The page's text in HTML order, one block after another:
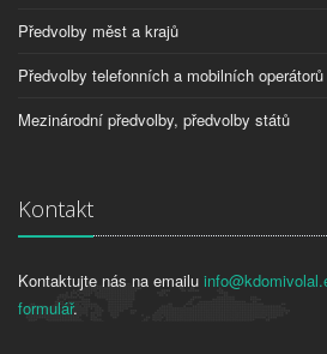
Předvolby měst a krajů
Předvolby telefonních a mobilních operátorů
Mezinárodní předvolby, předvolby států
Kontakt
Kontaktujte nás na emailu
formulář.